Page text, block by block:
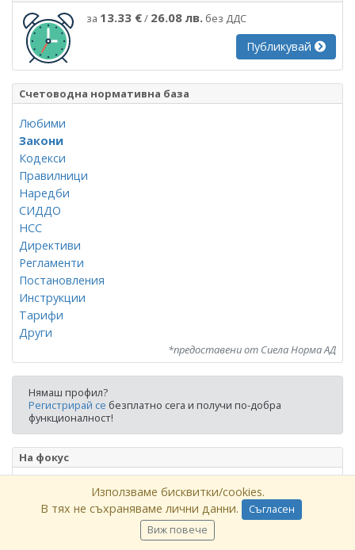
за 13.33 €/ 26.08 лв. без ДДС
Публикувай
Счетоводна нормативна база
Любими
Закони
Кодекси
Правилници
Наредби
СИДДО
НСС
Директиви
Регламенти
Постановления
Инструкции
Тарифи
Други
*предоставени от Сиела Норма АД
Нямаш профил?
Регистрирай се безплатно сега и получи по-добра
функционалност!
На фокус
ДДС ставки и основания за неначисляване на ДДС
Приложение: ГФО на ЮЛНЦ (малко предприятие)
Приложение: ГФО на ЮЛНЦ (микропредприятие)
Използваме бисквитки/cookies.
В тях не съхраняваме лични данни.
Съгласен
Виж повече